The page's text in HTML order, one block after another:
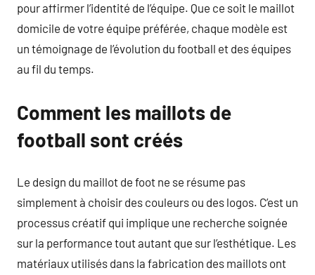
pour affirmer l’identité de l’équipe. Que ce soit le maillot
domicile de votre équipe préférée, chaque modèle est
un témoignage de l’évolution du football et des équipes
au fil du temps.
Comment les maillots de
football sont créés
Le design du maillot de foot ne se résume pas
simplement à choisir des couleurs ou des logos. C’est un
processus créatif qui implique une recherche soignée
sur la performance tout autant que sur l’esthétique. Les
matériaux utilisés dans la fabrication des maillots ont